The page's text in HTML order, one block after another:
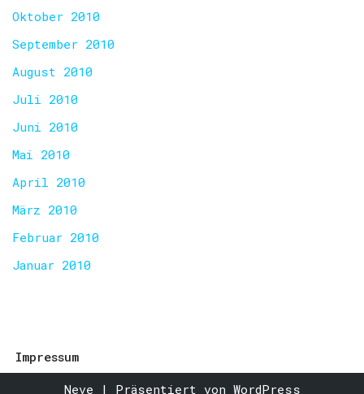
Oktober 2010
September 2010
August 2010
Juli 2010
Juni 2010
Mai 2010
April 2010
März 2010
Februar 2010
Januar 2010
Impressum
Neve | Präsentiert von WordPress